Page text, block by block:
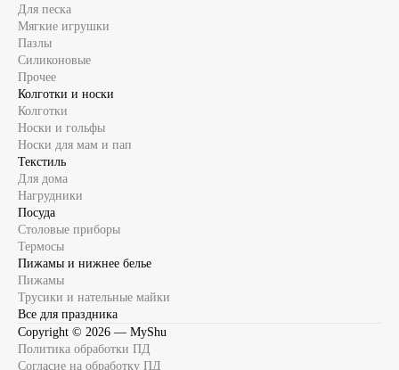
Для песка
Мягкие игрушки
Пазлы
Силиконовые
Прочее
Колготки и носки
Колготки
Носки и гольфы
Носки для мам и пап
Текстиль
Для дома
Нагрудники
Посуда
Столовые приборы
Термосы
Пижамы и нижнее белье
Пижамы
Трусики и нательные майки
Все для праздника
Copyright © 2026 — MyShu
Политика обработки ПД
Согласие на обработку ПД